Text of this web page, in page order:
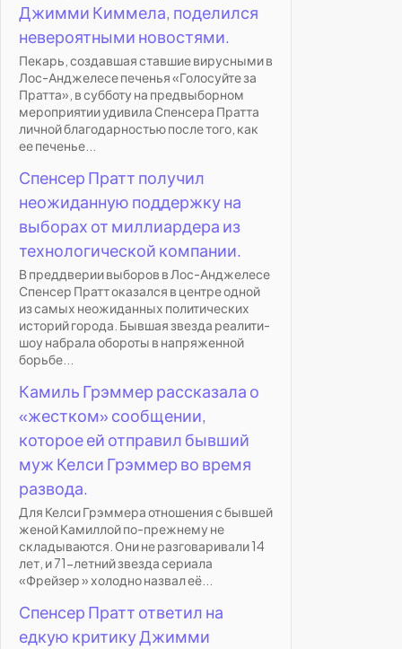
Джимми Киммела, поделился
невероятными новостями.
Пекарь, создавшая ставшие вирусными в
Лос-Анджелесе печенья «Голосуйте за
Пратта», в субботу на предвыборном
мероприятии удивила Спенсера Пратта
личной благодарностью после того, как
ее печенье...
Спенсер Пратт получил
неожиданную поддержку на
выборах от миллиардера из
технологической компании.
В преддверии выборов в Лос-Анджелесе
Спенсер Пратт оказался в центре одной
из самых неожиданных политических
историй города. Бывшая звезда реалити-
шоу набрала обороты в напряженной
борьбе...
Камиль Грэммер рассказала о
«жестком» сообщении,
которое ей отправил бывший
муж Келси Грэммер во время
развода.
Для Келси Грэммера отношения с бывшей
женой Камиллой по-прежнему не
складываются. Они не разговаривали 14
лет, и 71-летний звезда сериала
«Фрейзер » холодно назвал её...
Спенсер Пратт ответил на
едкую критику Джимми